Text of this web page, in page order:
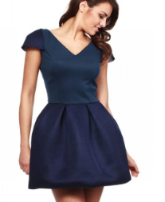
TRAPEZOWE SUKIENKI
KRÓTKI RĘKAW